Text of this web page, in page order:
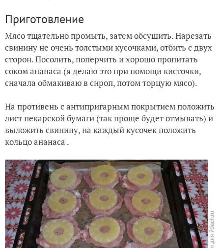
Приготовление
Мясо тщательно промыть, затем обсушить. Нарезать
свинину не очень толстыми кусочками, отбить с двух
сторон. Посолить, поперчить и хорошо пропитать
соком ананаса (я делаю это при помощи кисточки,
сначала обмакиваю в сироп, потом торцую мясо).
На противень с антипригарным покрытием положить
лист пекарской бумаги (так проще будет отмывать) и
выложить свинину, на каждый кусочек положить
кольцо ананаса .